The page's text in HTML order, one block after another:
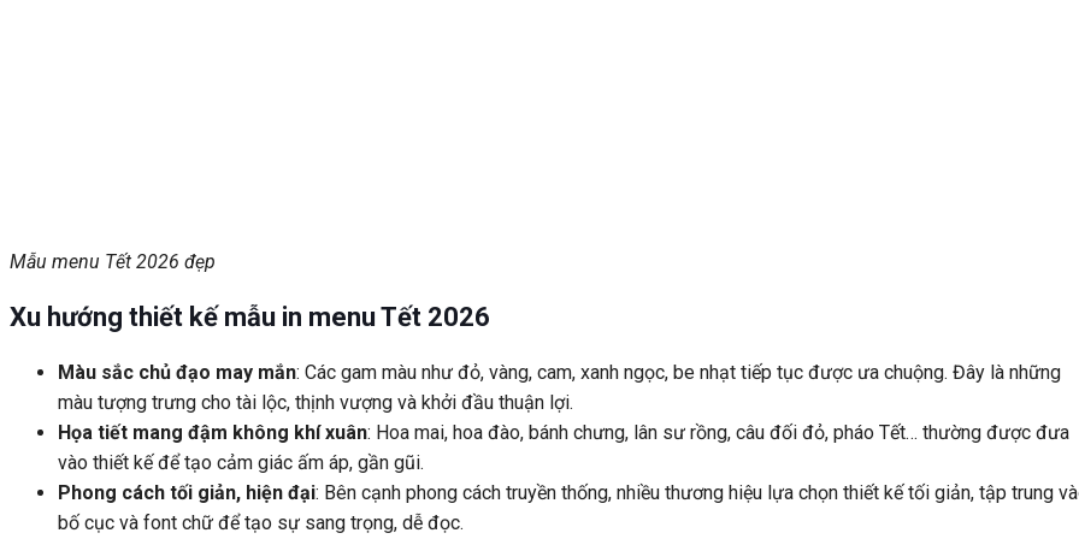
Mẫu menu Tết 2026 đẹp
Xu hướng thiết kế mẫu in menu Tết 2026
Màu sắc chủ đạo may mắn: Các gam màu như đỏ, vàng, cam, xanh ngọc, be nhạt tiếp tục được ưa chuộng. Đây là những
màu tượng trưng cho tài lộc, thịnh vượng và khởi đầu thuận lợi.
Họa tiết mang đậm không khí xuân: Hoa mai, hoa đào, bánh chưng, lân sư rồng, câu đối đỏ, pháo Tết… thường được đưa
vào thiết kế để tạo cảm giác ấm áp, gần gũi.
Phong cách tối giản, hiện đại: Bên cạnh phong cách truyền thống, nhiều thương hiệu lựa chọn thiết kế tối giản, tập trung
bố cục và font chữ để tạo sự sang trọng, dễ đọc.